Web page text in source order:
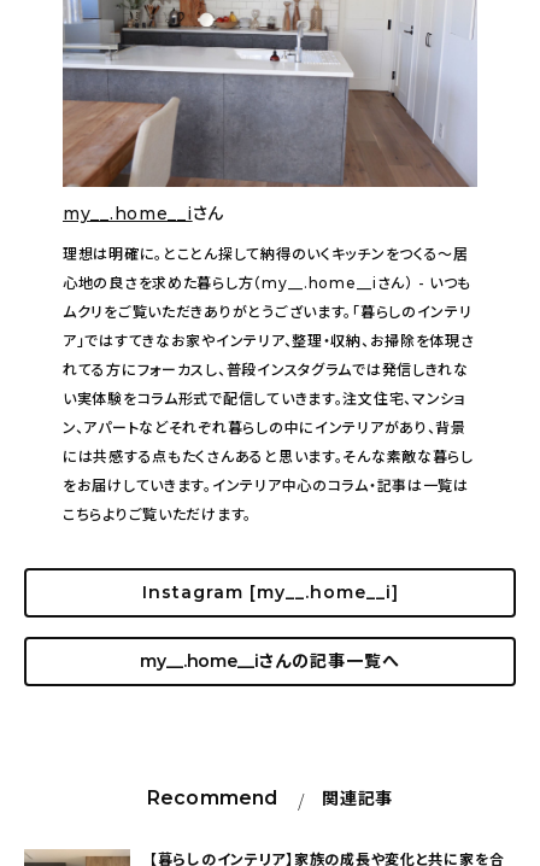
my__.home__iさん
理想は明確に。とことん探して納得のいくキッチンをつくる〜居
心地の良さを求めた暮らし方（my__.home__iさん） - いつも
ムクリをご覧いただきありがとうございます。「暮らしのインテリ
ア」ではすてきなお家やインテリア、整理・収納、お掃除を体現さ
れてる方にフォーカスし、普段インスタグラムでは発信しきれな
い実体験をコラム形式で配信していきます。注文住宅、マンショ
ン、アパートなどそれぞれ暮らしの中にインテリアがあり、背景
には共感する点もたくさんあると思います。そんな素敵な暮らし
をお届けしていきます。インテリア中心のコラム・記事は一覧は
こちらよりご覧いただけます。
Instagram [my__.home__i]
my__.home__iさんの記事一覧へ
Recommend 関連記事
【暮らしのインテリア】家族の成長や変化と共に家を合